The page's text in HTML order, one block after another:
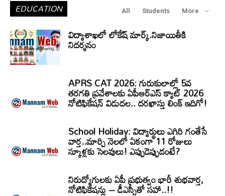
EDUCATION All Students More
విద్యాశాఖలో లోకేష్ మార్క్.నిజాయితీకి
నిదర్శనం
APRS CAT 2026: గురుకులాల్లో 5వ
తరగతి ప్రవేశాలకు ఏపీఆర్‌ఎస్‌ క్యాట్‌ 2026
నోటిఫికేషన్‌ విడుదల.. దరఖాస్తు లింక్‌ ఇదిగో!
School Holiday: విద్యార్థులు ఎగిరి గంతేసే
వార్త..మార్చి నెలలో ఏకంగా 11 రోజులు
స్కూళ్లకు సెలవులు! ఎప్పుడెప్పుడంటే?
నిరుద్యోగులకు ఏపీ ప్రభుత్వం భారీ శుభవార్త,
నోటిఫికేషన్లు – డీఎస్సీతో సహా..!!